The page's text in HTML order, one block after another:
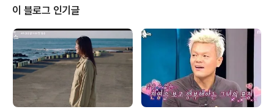
한 후 찬찬히 생각해보면 이 드라마가 가진 현실성이나 개
연성이 상당히 부족했다는 걸 실감하게 된다. 하지만 신기
하게도 그런 부족함들이 드러날 때마다 마치 마법처럼 그
걸 덮어버리는 보이지 않는 힘들이 등장했다. 사지에서 1년
만에 포로로 있다 탈출해 나온 유시진(송중기)을 본 강모연
(송혜교)은 “말도 안돼”라고 말..
이 블로그 인기글